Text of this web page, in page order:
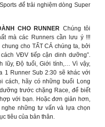
để trải nghiệm dòng Super
CHO RUNNER Chúng tôi
mà các Runners cần lưu ý !!!
cho TẤT CẢ chúng ta, bởi
VĐV tiếp cận dinh dưỡng”.
lũy, Độ tuổi, Giới tính,… Vì vậy,
1 Runner Sub 2:30 sẽ khác với
cách, hãy có những buổi Long
trước chặng Race, để biết
với bạn. Hoặc đơn giản hơn,
những tư vấn và lựa chọn
tiêu của bản thân.